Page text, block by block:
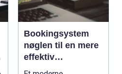
Bookingsystem
nøglen til en mere
effektiv
klinikhverdag